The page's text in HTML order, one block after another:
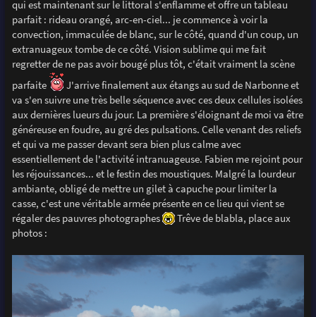
qui est maintenant sur le littoral s'enflamme et offre un tableau
parfait : rideau orangé, arc-en-ciel... je commence à voir la
convection, immaculée de blanc, sur le côté, quand d'un coup, un
extranuageux tombe de ce côté. Vision sublime qui me fait
regretter de ne pas avoir bougé plus tôt, c'était vraiment la scène
parfaite
J'arrive finalement aux étangs au sud de Narbonne et
va s'en suivre une très belle séquence avec ces deux cellules isolées
aux dernières lueurs du jour. La première s'éloignant de moi va être
généreuse en foudre, au gré des pulsations. Celle venant des reliefs
et qui va me passer devant sera bien plus calme avec
essentiellement de l'activité intranuageuse. Fabien me rejoint pour
les réjouissances... et le festin des moustiques. Malgré la lourdeur
ambiante, obligé de mettre un gilet à capuche pour limiter la
casse, c'est une véritable armée présente en ce lieu qui vient se
régaler des pauvres photographes
Trêve de blabla, place aux
photos :